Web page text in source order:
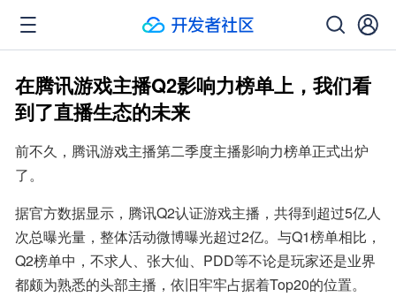
在腾讯游戏主播Q2影响力榜单上，我们看
到了直播生态的未来
前不久，腾讯游戏主播第二季度主播影响力榜单正式出炉
了。
据官方数据显示，腾讯Q2认证游戏主播，共得到超过5亿人
次总曝光量，整体活动微博曝光超过2亿。与Q1榜单相比，
Q2榜单中，不求人、张大仙、PDD等不论是玩家还是业界
都颇为熟悉的头部主播，依旧牢牢占据着Top20的位置。